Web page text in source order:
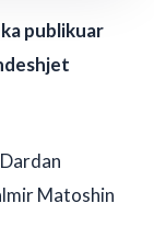
publikuar
Matoshin